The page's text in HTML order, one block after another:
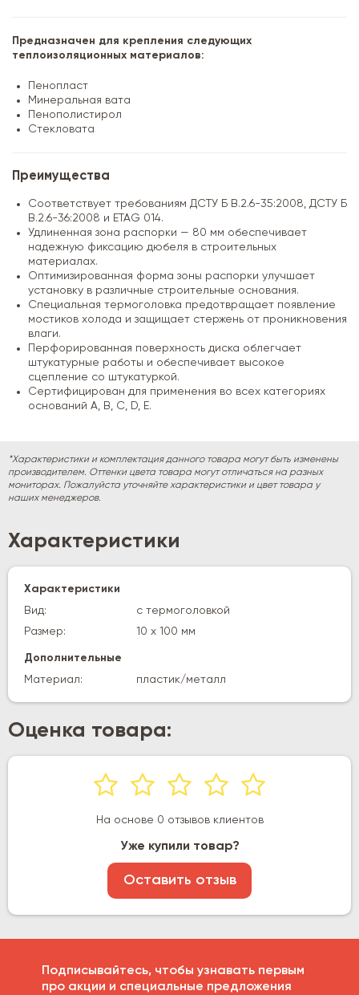
Предназначен для крепления следующих
теплоизоляционных материалов:
Пенопласт
Минеральная вата
Пенополистирол
Стекловата
Преимущества
Соответствует требованиям ДСТУ Б В.2.6-35:2008, ДСТУ Б
В.2.6-36:2008 и ETAG 014.
Удлиненная зона распорки — 80 мм обеспечивает
надежную фиксацию дюбеля в строительных
материалах.
Оптимизированная форма зоны распорки улучшает
установку в различные строительные основания.
Специальная термоголовка предотвращает появление
мостиков холода и защищает стержень от проникновения
влаги.
Перфорированная поверхность диска облегчает
штукатурные работы и обеспечивает высокое
сцепление со штукатуркой.
Сертифицирован для применения во всех категориях
оснований A, B, C, D, E.
*Характеристики и комплектация данного товара могут быть изменены
производителем. Оттенки цвета товара могут отличаться на разных
мониторах. Пожалуйста уточняйте характеристики и цвет товара у
наших менеджеров.
Характеристики
Характеристики
Вид:
с термоголовкой
Размер:
10 х 100 мм
Дополнительные
Материал:
пластик/металл
Оценка товара:
На основе 0 отзывов клиентов
Уже купили товар?
Оставить отзыв
Подписывайтесь, чтобы узнавать первым
про акции и специальные предложения